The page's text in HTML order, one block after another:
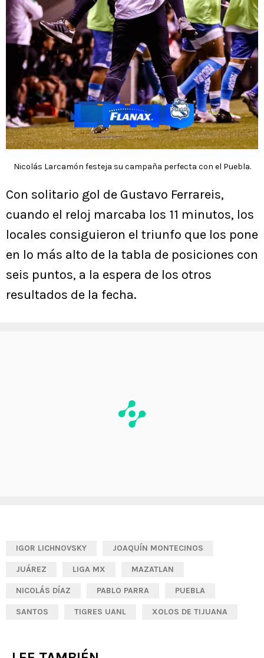
Nicolás Larcamón festeja su campaña perfecta con el Puebla.
Con solitario gol de Gustavo Ferrareis,
cuando el reloj marcaba los 11 minutos, los
locales consiguieron el triunfo que los pone
en lo más alto de la tabla de posiciones con
seis puntos, a la espera de los otros
resultados de la fecha.
IGOR LICHNOVSKY JOAQUÍN MONTECINOS
JUÁREZ LIGA MX MAZATLAN
NICOLÁS DÍAZ PABLO PARRA PUEBLA
SANTOS TIGRES UANL XOLOS DE TIJUANA